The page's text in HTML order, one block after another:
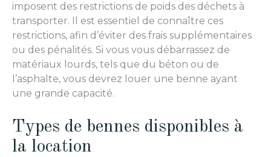
imposent des restrictions de poids des déchets à
transporter. Il est essentiel de connaître ces
restrictions, afin d’éviter des frais supplémentaires
ou des pénalités. Si vous vous débarrassez de
matériaux lourds, tels que du béton ou de
l’asphalte, vous devrez louer une benne ayant
une grande capacité.
Types de bennes disponibles à
la location